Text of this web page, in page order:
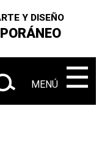
Y DISEÑO
| Próximas
MENÚ ☰